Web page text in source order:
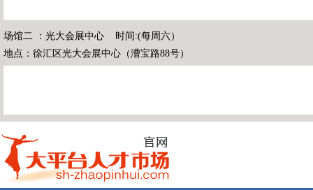
场馆二 ：光大会展中心 时间:(每周六）
地点：徐汇区光大会展中心（漕宝路88号）